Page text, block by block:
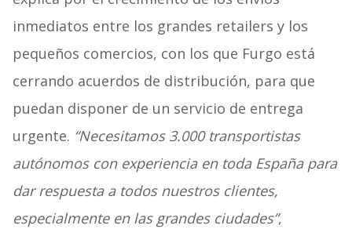
inmediatos entre los grandes retailers y los
pequeños comercios, con los que Furgo está
cerrando acuerdos de distribución, para que
puedan disponer de un servicio de entrega
urgente. “Necesitamos 3.000 transportistas
autónomos con experiencia en toda España para
dar respuesta a todos nuestros clientes,
especialmente en las grandes ciudades”,